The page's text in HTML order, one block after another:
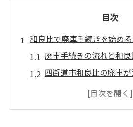
目次
和良比で廃車手続きを始め
廃車手続きの流れと和
四街道市和良比の廃車